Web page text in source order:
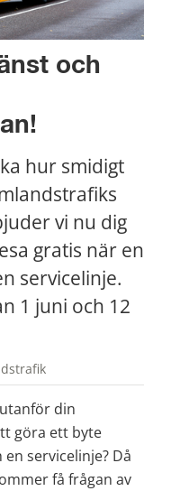
och
hur smidigt
vi nu dig
gratis när en
servicelinje.
1 juni och 12
din
göra ett byte
servicelinje? Då
få frågan av